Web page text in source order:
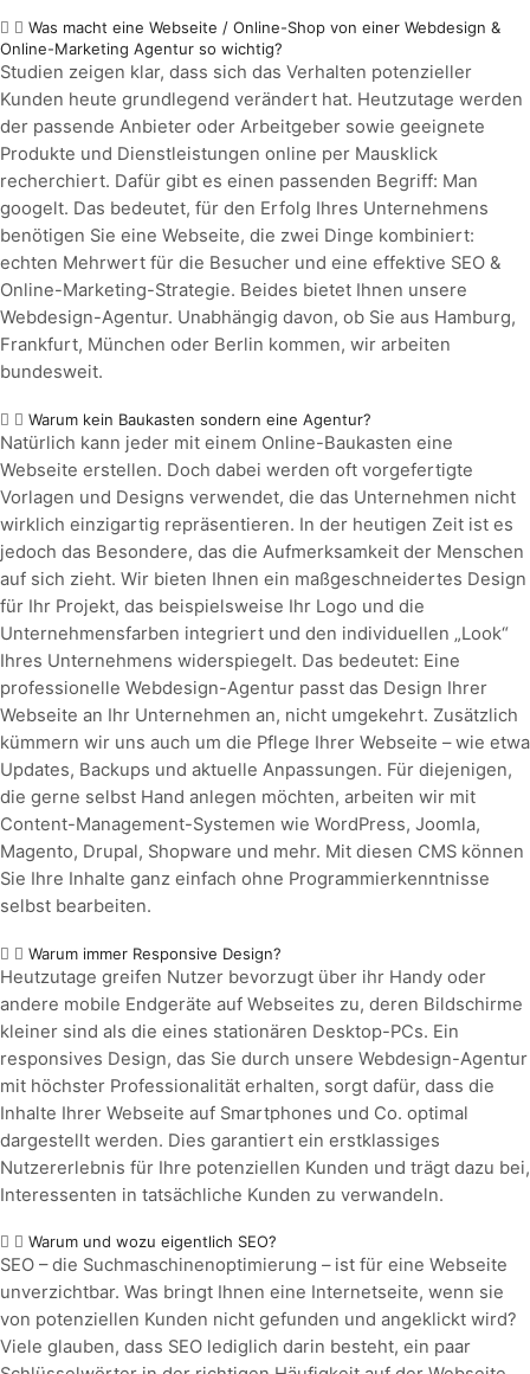
Was macht eine Webseite / Online-Shop von einer Webdesign &
Online-Marketing Agentur so wichtig?
Studien zeigen klar, dass sich das Verhalten potenzieller
Kunden heute grundlegend verändert hat. Heutzutage werden
der passende Anbieter oder Arbeitgeber sowie geeignete
Produkte und Dienstleistungen online per Mausklick
recherchiert. Dafür gibt es einen passenden Begriff: Man
googelt. Das bedeutet, für den Erfolg Ihres Unternehmens
benötigen Sie eine Webseite, die zwei Dinge kombiniert:
echten Mehrwert für die Besucher und eine effektive SEO &
Online-Marketing-Strategie. Beides bietet Ihnen unsere
Webdesign-Agentur. Unabhängig davon, ob Sie aus Hamburg,
Frankfurt, München oder Berlin kommen, wir arbeiten
bundesweit.
Warum kein Baukasten sondern eine Agentur?
Natürlich kann jeder mit einem Online-Baukasten eine
Webseite erstellen. Doch dabei werden oft vorgefertigte
Vorlagen und Designs verwendet, die das Unternehmen nicht
wirklich einzigartig repräsentieren. In der heutigen Zeit ist es
jedoch das Besondere, das die Aufmerksamkeit der Menschen
auf sich zieht. Wir bieten Ihnen ein maßgeschneidertes Design
für Ihr Projekt, das beispielsweise Ihr Logo und die
Unternehmensfarben integriert und den individuellen „Look“
Ihres Unternehmens widerspiegelt. Das bedeutet: Eine
professionelle Webdesign-Agentur passt das Design Ihrer
Webseite an Ihr Unternehmen an, nicht umgekehrt. Zusätzlich
kümmern wir uns auch um die Pflege Ihrer Webseite – wie etwa
Updates, Backups und aktuelle Anpassungen. Für diejenigen,
die gerne selbst Hand anlegen möchten, arbeiten wir mit
Content-Management-Systemen wie WordPress, Joomla,
Magento, Drupal, Shopware und mehr. Mit diesen CMS können
Sie Ihre Inhalte ganz einfach ohne Programmierkenntnisse
selbst bearbeiten.
Warum immer Responsive Design?
Heutzutage greifen Nutzer bevorzugt über ihr Handy oder
andere mobile Endgeräte auf Webseites zu, deren Bildschirme
kleiner sind als die eines stationären Desktop-PCs. Ein
responsives Design, das Sie durch unsere Webdesign-Agentur
mit höchster Professionalität erhalten, sorgt dafür, dass die
Inhalte Ihrer Webseite auf Smartphones und Co. optimal
dargestellt werden. Dies garantiert ein erstklassiges
Nutzererlebnis für Ihre potenziellen Kunden und trägt dazu bei,
Interessenten in tatsächliche Kunden zu verwandeln.
Warum und wozu eigentlich SEO?
SEO – die Suchmaschinenoptimierung – ist für eine Webseite
unverzichtbar. Was bringt Ihnen eine Internetseite, wenn sie
von potenziellen Kunden nicht gefunden und angeklickt wird?
Viele glauben, dass SEO lediglich darin besteht, ein paar